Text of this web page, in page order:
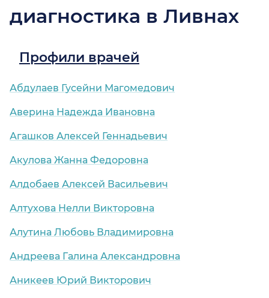
диагностика в Ливнах
Профили врачей
Абдулаев Гусейни Магомедович
Аверина Надежда Ивановна
Агашков Алексей Геннадьевич
Акулова Жанна Федоровна
Алдобаев Алексей Васильевич
Алтухова Нелли Викторовна
Алутина Любовь Владимировна
Андреева Галина Александровна
Аникеев Юрий Викторович